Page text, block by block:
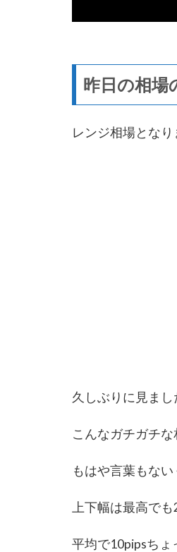
昨日の相場
レンジ相場となり
久しぶりに見まし
こんなガチガチな
もはや言葉もない
上下幅は最高で
平均で10pipsちょ